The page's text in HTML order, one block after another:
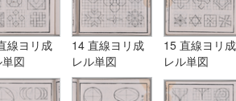
線ヨリ成
図
14 直線ヨリ成
レル単図
15 直線ヨリ成
レル単図